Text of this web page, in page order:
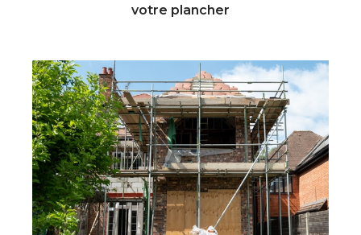
votre plancher